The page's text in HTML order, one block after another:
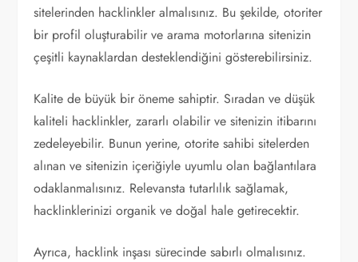
sitelerinden hacklinkler almalısınız. Bu şekilde, otoriter
bir profil oluşturabilir ve arama motorlarına sitenizin
çeşitli kaynaklardan desteklendiğini gösterebilirsiniz.
Kalite de büyük bir öneme sahiptir. Sıradan ve düşük
kaliteli hacklinkler, zararlı olabilir ve sitenizin itibarını
zedeleyebilir. Bunun yerine, otorite sahibi sitelerden
alınan ve sitenizin içeriğiyle uyumlu olan bağlantılara
odaklanmalısınız. Relevansta tutarlılık sağlamak,
hacklinklerinizi organik ve doğal hale getirecektir.
Ayrıca, hacklink inşası sürecinde sabırlı olmalısınız.